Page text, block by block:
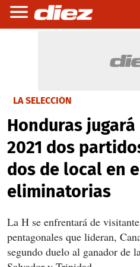
LA SELECCIÓN
Honduras
2021 dos
dos de local en
eliminatorias
La H se enfrentará de
pentagonales que lideran,
segundo duelo al ganador de